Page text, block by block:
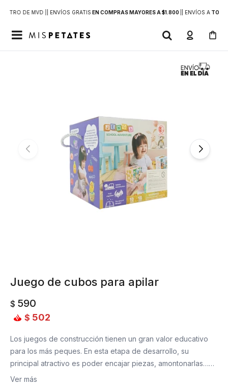
DE MVD | | ENVÍOS GRATIS EN COMPRAS MAYORES A $1.800 | ENVÍOS ATODO

Juego de cubos para apilar
$ 590
$ 502
Los juegos de construcción tienen un gran valor educativo
para los más peques. En esta etapa de desarrollo, su
principal atractivo es poder encajar piezas, amontonarlas…y
derribarlo todo para empezar otra vez. En este proceso
Ver más